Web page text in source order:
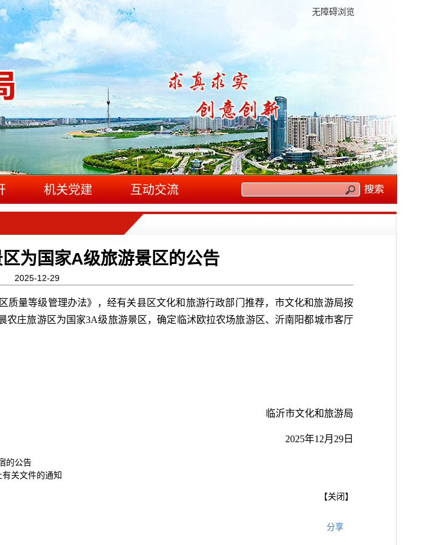
无障碍浏览
机关党建 互动交流
为国家A级旅游景区的公告
2025-12-29
质量等级管理办法》，经有关县区文化和旅游行政部门推荐，市文化和旅游局按
农庄旅游区为国家3A级旅游景区，确定临沭欧拉农场旅游区、沂南阳都城市客厅
临沂市文化和旅游局
2025年12月29日
的公告
关文件的通知
【关闭】
分享